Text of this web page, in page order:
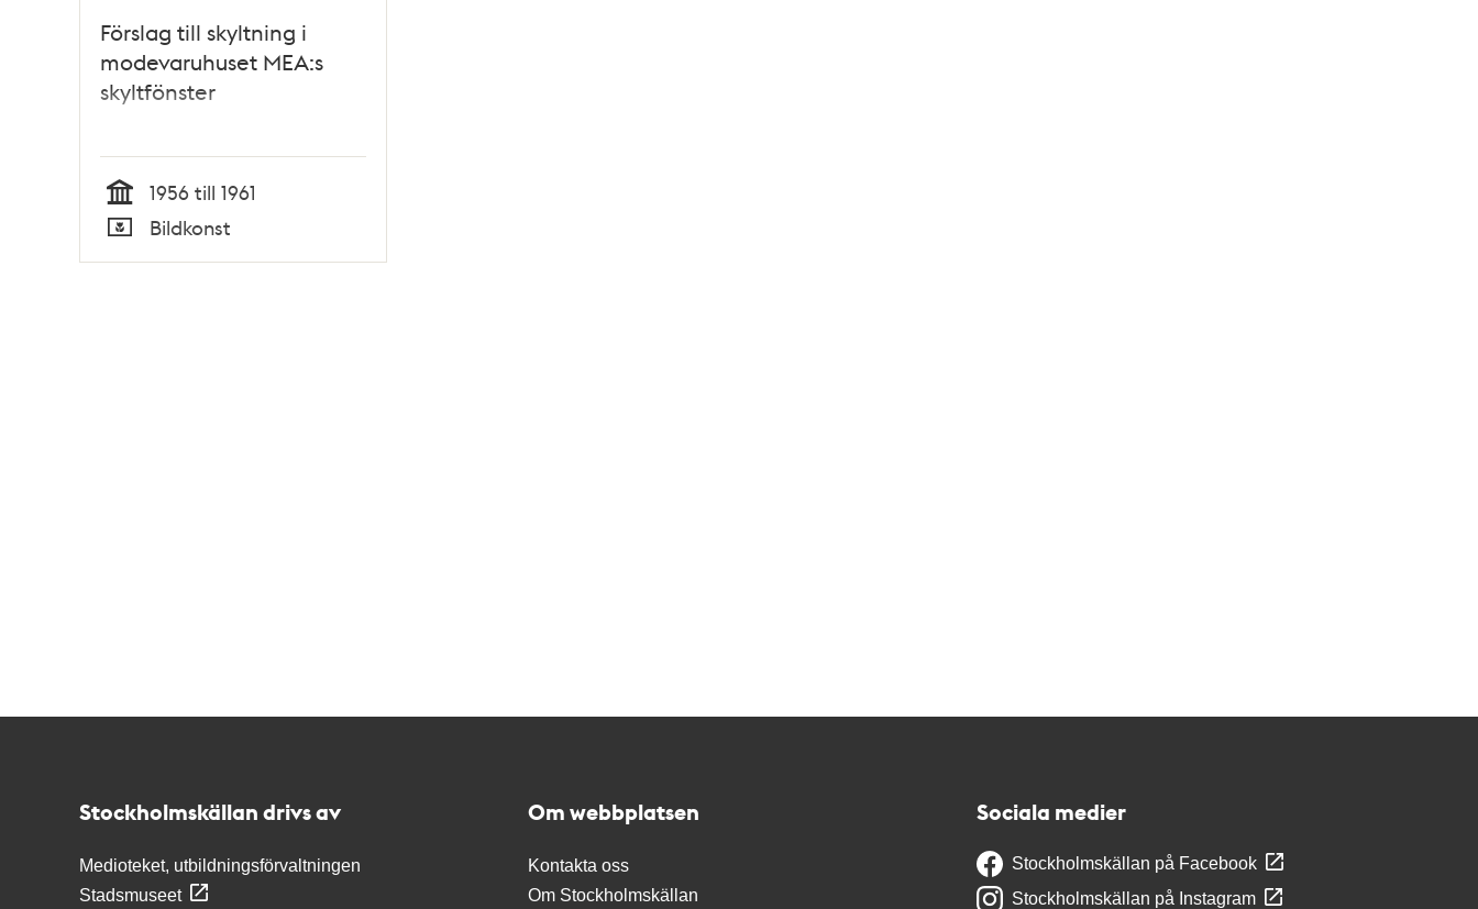
Förslag till skyltning i
modevaruhuset MEA:s
skyltfönster
Tid
1956 till 1961
Typ
Bildkonst
Stockholmskällan drivs av
Medioteket, utbildningsförvaltningen
Stadsmuseet
Om webbplatsen
Kontakta oss
Om Stockholmskällan
Sociala medier
Stockholmskällan på Facebook
Stockholmskällan på Instagram